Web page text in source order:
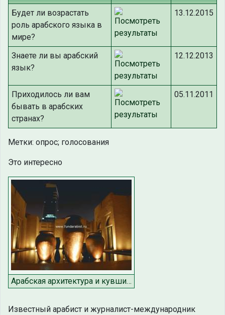
Будет ли возрастать
роль арабского языка в
мире?
13.12.2015
Знаете ли вы арабский
язык?
12.12.2013
Приходилось ли вам
бывать в арабских
странах?
05.11.2011
Метки: опрос; голосования
Это интересно
Арабская архитектура и кувшины
Известный арабист и журналист-международник